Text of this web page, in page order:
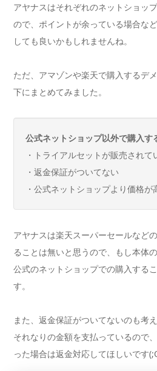
アヤナスはそれぞれのネットショッ
ので、ポイントが余っている場合な
しても良いかもしれませんね。
ただ、アマゾンや楽天で購入するデ
下にまとめてみました。
公式ネットショップ以外で購入す
・トライアルセットが販売されて
・返金保証がついてない
・公式ネットショップより価格が
アヤナスは楽天スーパーセールなど
ることは無いと思うので、もし本体
公式のネットショップでの購入する
す。
また、返金保証がついてないのも考
それなりの金額を支払っているので
った場合は返金対応してほしいです